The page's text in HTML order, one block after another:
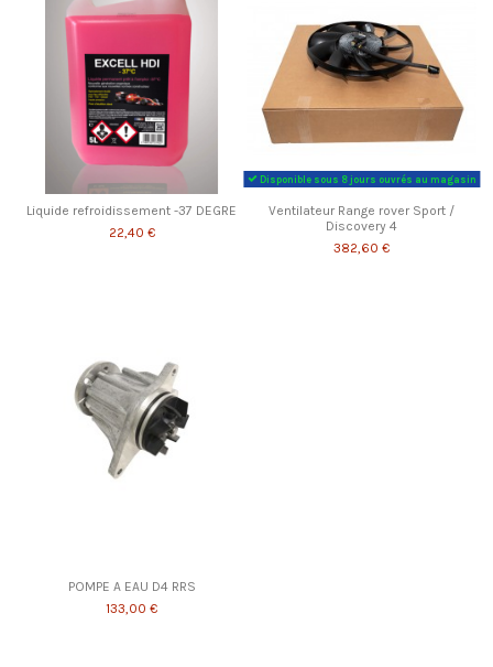
Liquide refroidissement -37 DEGRE
22,40 €
Disponible sous 8 jours ouvrés au magasin
Ventilateur Range rover Sport /
Discovery 4
382,60 €
POMPE A EAU D4 RRS
133,00 €